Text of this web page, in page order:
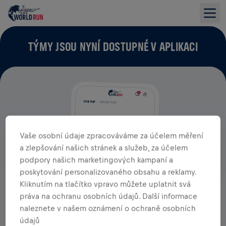
TÝMY JSOU NYNÍ DOSTUPNÉ V APLIKACI
Vaše osobní údaje zpracováváme za účelem měření
a zlepšování našich stránek a služeb, za účelem
podpory našich marketingových kampaní a
poskytování personalizovaného obsahu a reklamy.
Kliknutím na tlačítko vpravo můžete uplatnit svá
práva na ochranu osobních údajů. Další informace
naleznete v našem oznámení o ochraně osobních
údajů